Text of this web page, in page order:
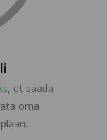
, et saada
oma